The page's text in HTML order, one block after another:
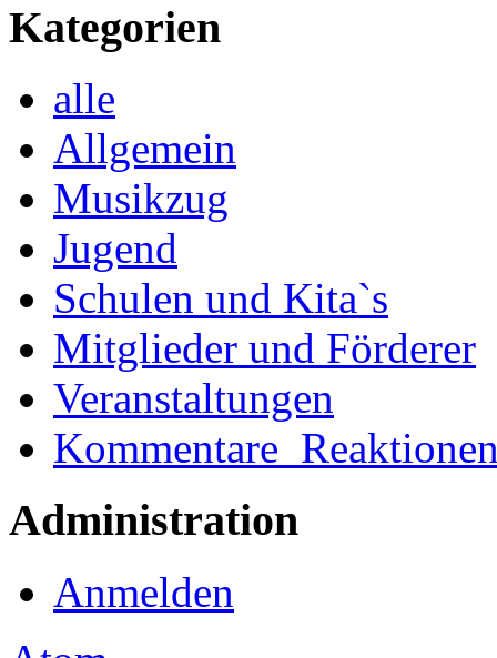
Kategorien
alle
Allgemein
Musikzug
Jugend
Schulen und Kita`s
Mitglieder und Förderer
Veranstaltungen
Administration
Anmelden